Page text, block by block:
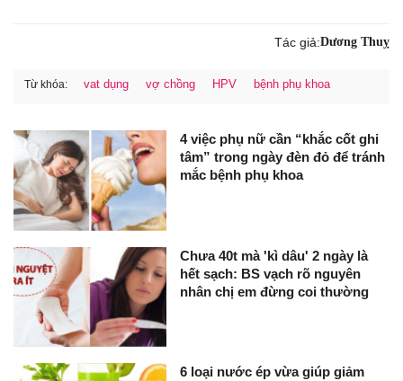
Tác giả:Dương Thuỵ
Từ khóa: vat dụng vợ chồng HPV bệnh phụ khoa
4 việc phụ nữ cần “khắc cốt ghi
tâm” trong ngày đèn đỏ để tránh
mắc bệnh phụ khoa
Chưa 40t mà 'kì dâu' 2 ngày là
hết sạch: BS vạch rõ nguyên
nhân chị em đừng coi thường
6 loại nước ép vừa giúp giảm